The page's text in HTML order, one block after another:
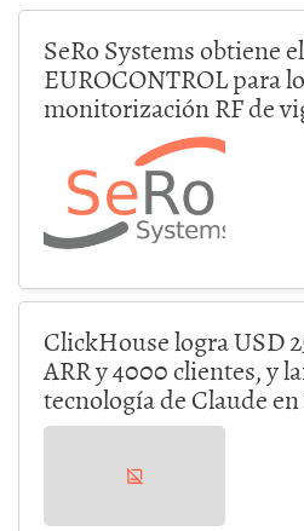
SeRo Systems obtiene
EUROCONTROL para
monitorización RF de
ClickHouse logra USD
ARR y 4000 clientes, y
tecnología de Claude